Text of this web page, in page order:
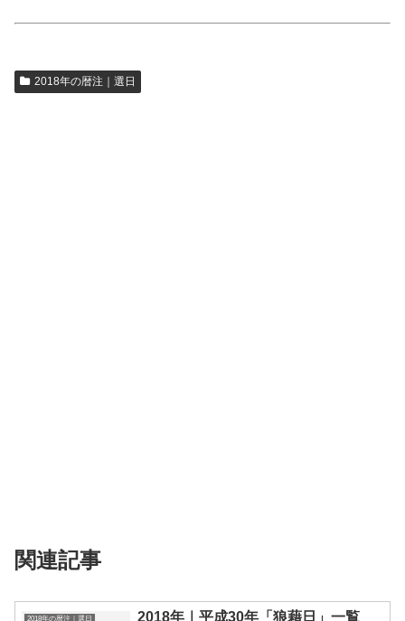
2018年の暦注｜選日
関連記事
2018年の暦注｜選日 2018年｜平成30年「狼藉日」一覧